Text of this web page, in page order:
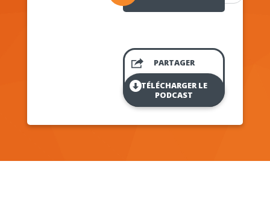
PARTAGER
TÉLÉCHARGER LE
PODCAST